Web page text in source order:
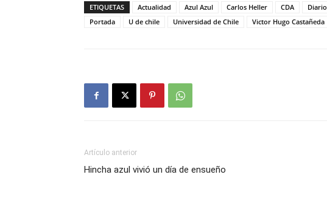
ETIQUETAS Actualidad Azul Azul Carlos Heller CDA Diario
Portada
U de chile Universidad de Chile Victor Hugo Castañeda
Artículo anterior
Hincha azul vivió un día de ensueño